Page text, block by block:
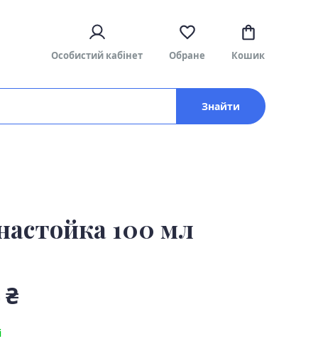
Особистий кабінет Обране Кошик
Знайти
100 мл
₴